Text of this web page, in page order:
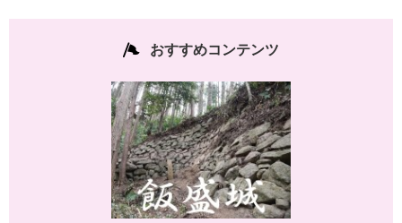
おすすめコンテンツ